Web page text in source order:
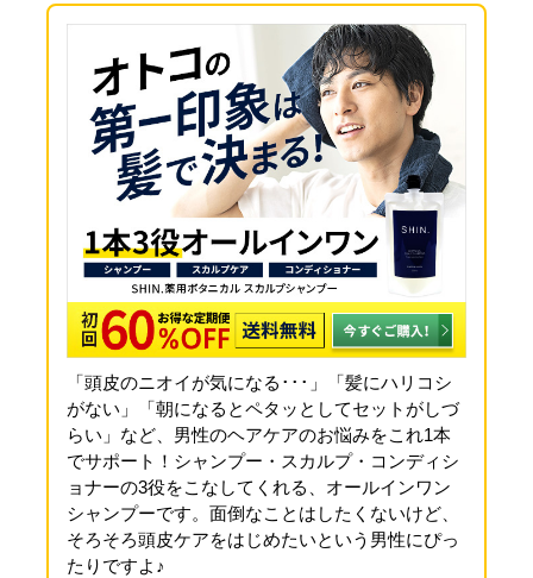
「頭皮のニオイが気になる･･･」「髪にハリコシ
がない」「朝になるとペタッとしてセットがしづ
らい」など、男性のヘアケアのお悩みをこれ1本
でサポート！シャンプー・スカルプ・コンディシ
ョナーの3役をこなしてくれる、オールインワン
シャンプーです。面倒なことはしたくないけど、
そろそろ頭皮ケアをはじめたいという男性にぴっ
たりですよ♪